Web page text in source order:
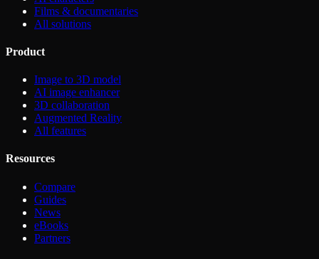
Films & documentaries
All solutions
Product
Image to 3D model
AI image enhancer
3D collaboration
Augmented Reality
All features
Resources
Compare
Guides
News
eBooks
Partners